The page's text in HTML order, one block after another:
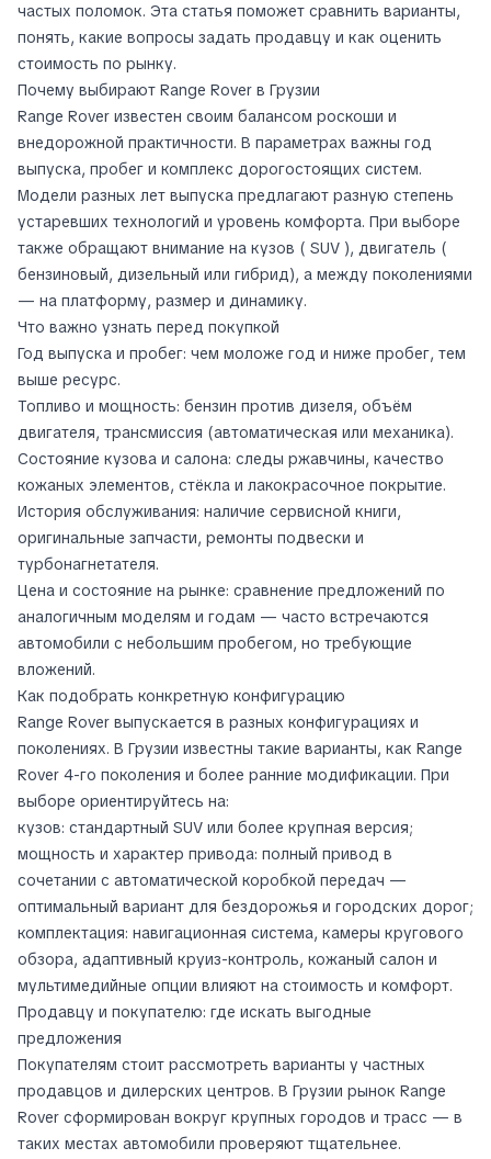
частых поломок. Эта статья поможет сравнить варианты,
понять, какие вопросы задать продавцу и как оценить
стоимость по рынку.
Почему выбирают Range Rover в Грузии
Range Rover известен своим балансом роскоши и
внедорожной практичности. В параметрах важны год
выпуска, пробег и комплекс дорогостоящих систем.
Модели разных лет выпуска предлагают разную степень
устаревших технологий и уровень комфорта. При выборе
также обращают внимание на кузов ( SUV ), двигатель (
бензиновый, дизельный или гибрид), а между поколениями
— на платформу, размер и динамику.
Что важно узнать перед покупкой
Год выпуска и пробег: чем моложе год и ниже пробег, тем
выше ресурс.
Топливо и мощность: бензин против дизеля, объём
двигателя, трансмиссия (автоматическая или механика).
Состояние кузова и салона: следы ржавчины, качество
кожаных элементов, стёкла и лакокрасочное покрытие.
История обслуживания: наличие сервисной книги,
оригинальные запчасти, ремонты подвески и
турбонагнетателя.
Цена и состояние на рынке: сравнение предложений по
аналогичным моделям и годам — часто встречаются
автомобили с небольшим пробегом, но требующие
вложений.
Как подобрать конкретную конфигурацию
Range Rover выпускается в разных конфигурациях и
поколениях. В Грузии известны такие варианты, как Range
Rover 4-го поколения и более ранние модификации. При
выборе ориентируйтесь на:
кузов: стандартный SUV или более крупная версия;
мощность и характер привода: полный привод в
сочетании с автоматической коробкой передач —
оптимальный вариант для бездорожья и городских дорог;
комплектация: навигационная система, камеры кругового
обзора, адаптивный круиз-контроль, кожаный салон и
мультимедийные опции влияют на стоимость и комфорт.
Продавцу и покупателю: где искать выгодные
предложения
Покупателям стоит рассмотреть варианты у частных
продавцов и дилерских центров. В Грузии рынок Range
Rover сформирован вокруг крупных городов и трасс — в
таких местах автомобили проверяют тщательнее.